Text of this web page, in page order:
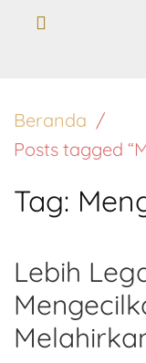
Beranda
Posts tagged
Tag:
Lebih